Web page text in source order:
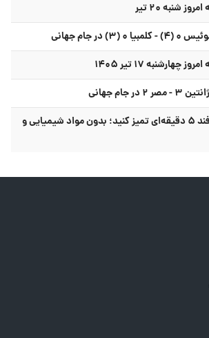
شنبه ۲۰ تیر
جام جهانی
۱۷ تیر ۱۴۰۵
جام جهانی
مایکروویو را با این ترفند ۵ دقیقه‌ای تمیز کنید؛ بدون مواد شیمیایی و